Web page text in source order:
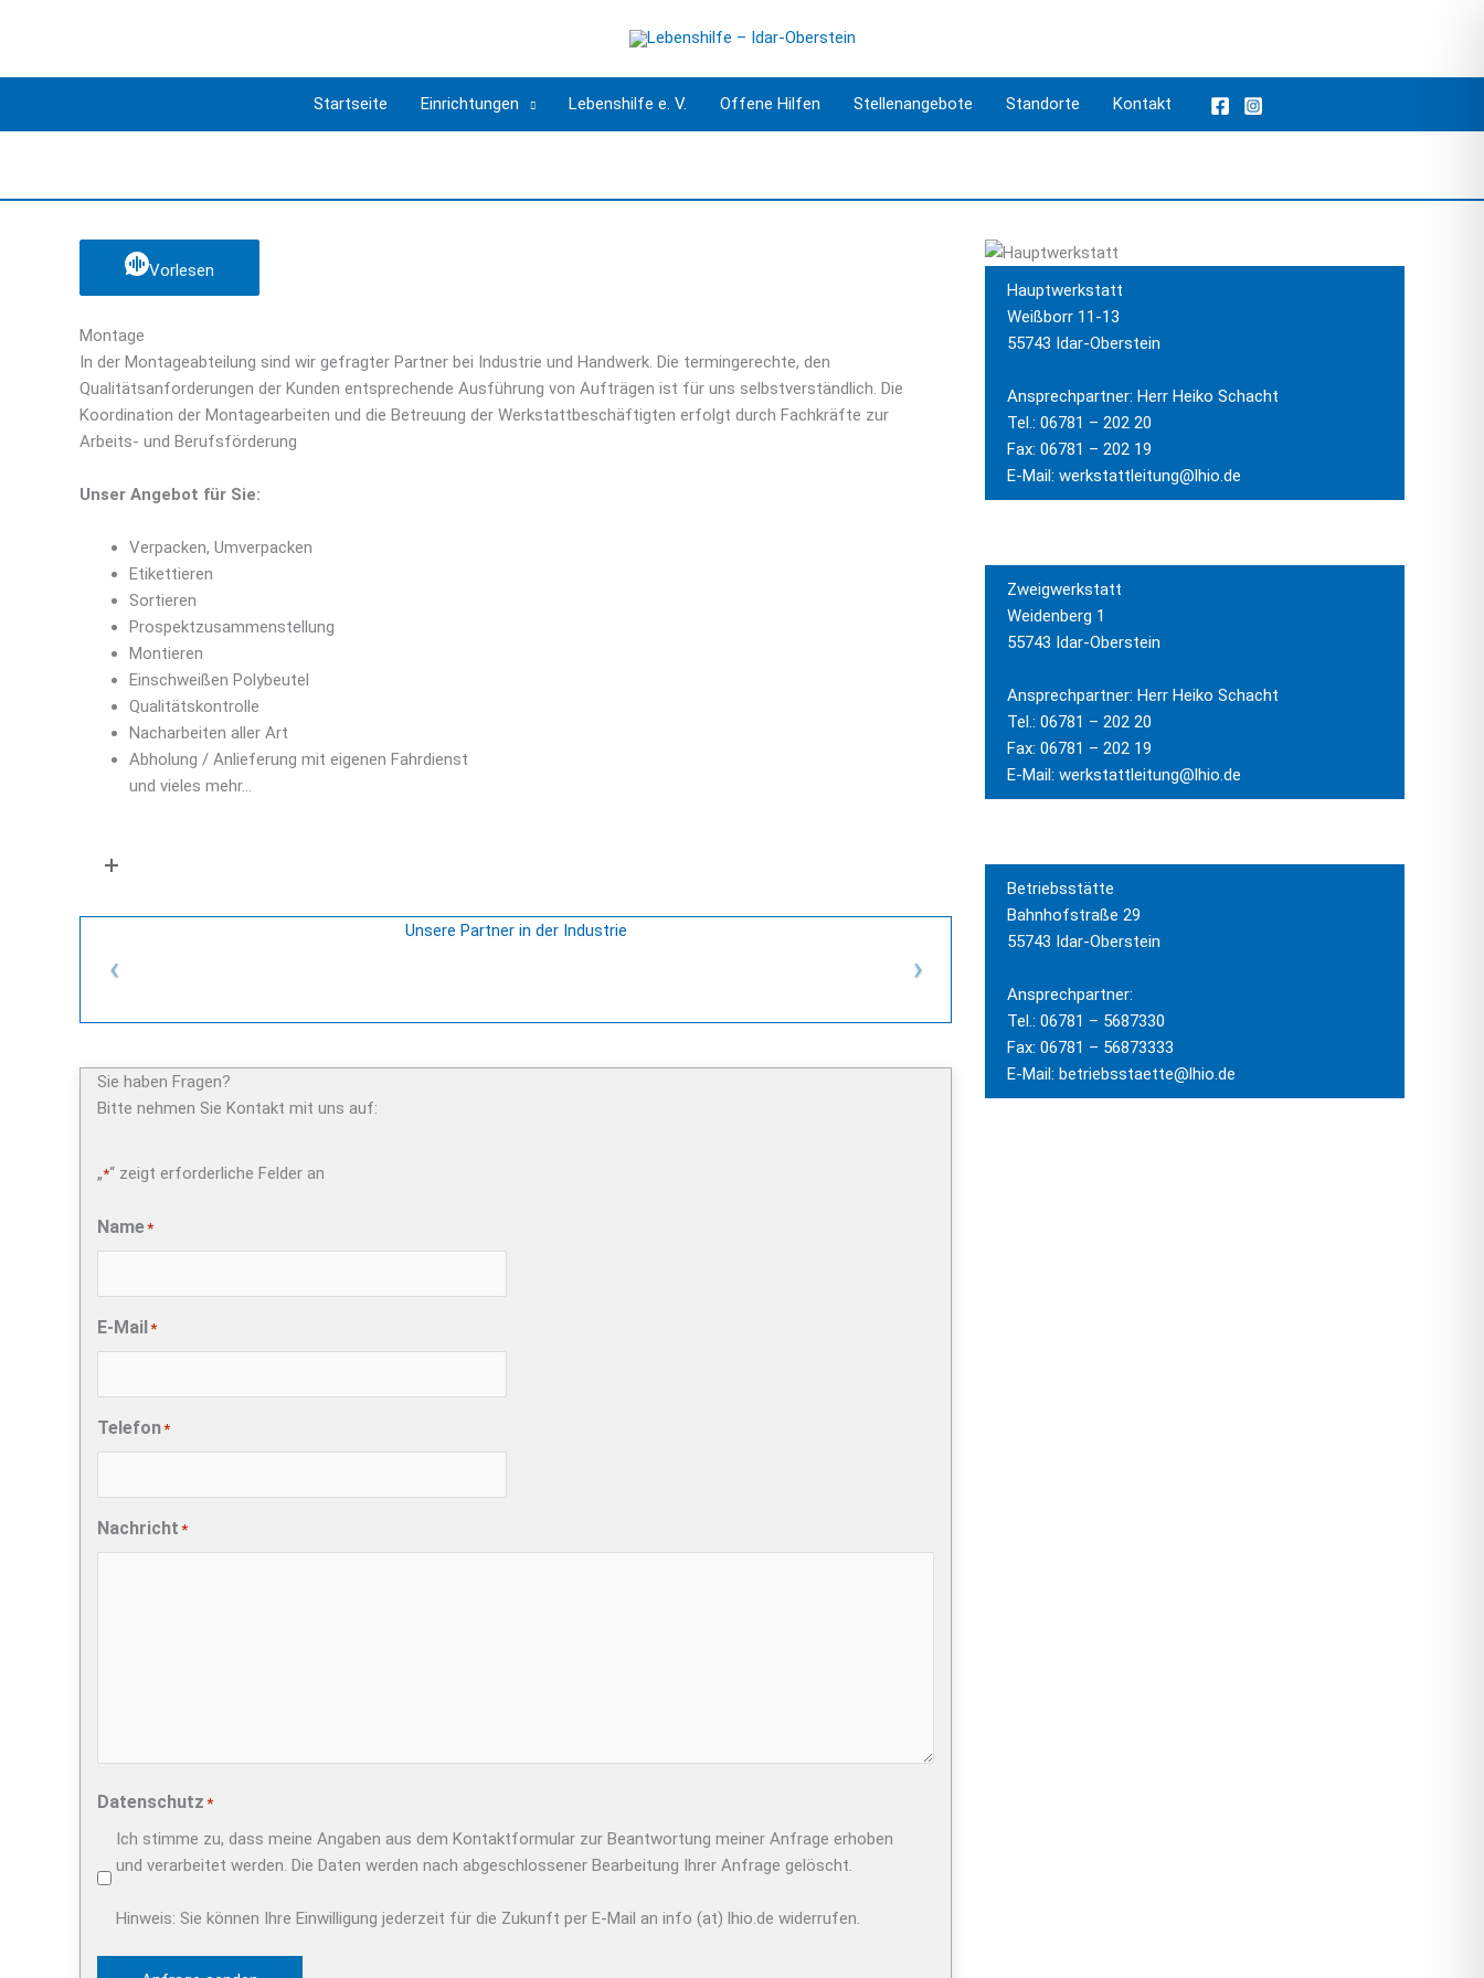
Startseite
Einrichtungen Lebenshilfe e. V. Offene Hilfen Stellenangebote Standorte Kontakt
Vorlesen
Montage
In der Montageabteilung sind wir gefragter Partner bei Industrie und Handwerk. Die termingerechte, den
Qualitätsanforderungen der Kunden entsprechende Ausführung von Aufträgen ist für uns selbstverständlich. Die
Koordination der Montagearbeiten und die Betreuung der Werkstattbeschäftigten erfolgt durch Fachkräfte zur
Arbeits- und Berufsförderung
Unser Angebot für Sie:
Verpacken, Umverpacken
Etikettieren
Sortieren
Prospektzusammenstellung
Montieren
Einschweißen Polybeutel
Qualitätskontrolle
Nacharbeiten aller Art
Abholung / Anlieferung mit eigenen Fahrdienst
und vieles mehr…
Unsere Partner in der Industrie
Sie haben Fragen?
Bitte nehmen Sie Kontakt mit uns auf:
„*“ zeigt erforderliche Felder an
Name*
E-Mail*
Telefon*
Nachricht *
Datenschutz *
Ich stimme zu, dass meine Angaben aus dem Kontaktformular zur Beantwortung meiner Anfrage erhoben
und verarbeitet werden. Die Daten werden nach abgeschlossener Bearbeitung Ihrer Anfrage gelöscht.
Hinweis: Sie können Ihre Einwilligung jederzeit für die Zukunft per E-Mail an info (at) lhio.de widerrufen.
Hauptwerkstatt
Weißborr 11-13
55743 Idar-Oberstein
Ansprechpartner: Herr Heiko Schacht
Tel.: 06781 – 202 20
Fax: 06781 – 202 19
E-Mail: werkstattleitung@lhio.de
Zweigwerkstatt
Weidenberg 1
55743 Idar-Oberstein
Ansprechpartner: Herr Heiko Schacht
Tel.: 06781 – 202 20
Fax: 06781 – 202 19
E-Mail: werkstattleitung@lhio.de
Betriebsstätte
Bahnhofstraße 29
55743 Idar-Oberstein
Ansprechpartner:
Tel.: 06781 – 5687330
Fax: 06781 – 56873333
E-Mail: betriebsstaette@lhio.de